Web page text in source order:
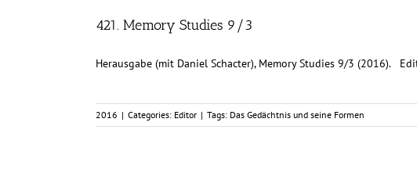
421. Memory Studies 9/3
Herausgabe (mit Daniel Schacter), Memory Studies 9/3 (2016).
2016 | Categories: Editor | Tags: Das Gedächtnis und seine Formen